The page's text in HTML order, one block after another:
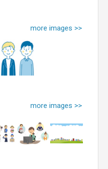
more images >>
more images >>